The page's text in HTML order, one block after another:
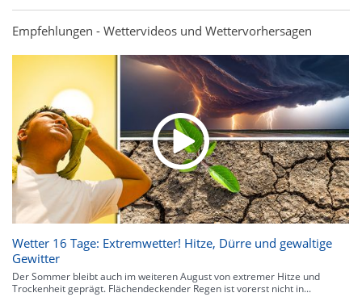
Empfehlungen - Wettervideos und Wettervorhersagen
Wetter 16 Tage: Extremwetter! Hitze, Dürre und gewaltige
Gewitter
Der Sommer bleibt auch im weiteren August von extremer Hitze und
Trockenheit geprägt. Flächendeckender Regen ist vorerst nicht in...